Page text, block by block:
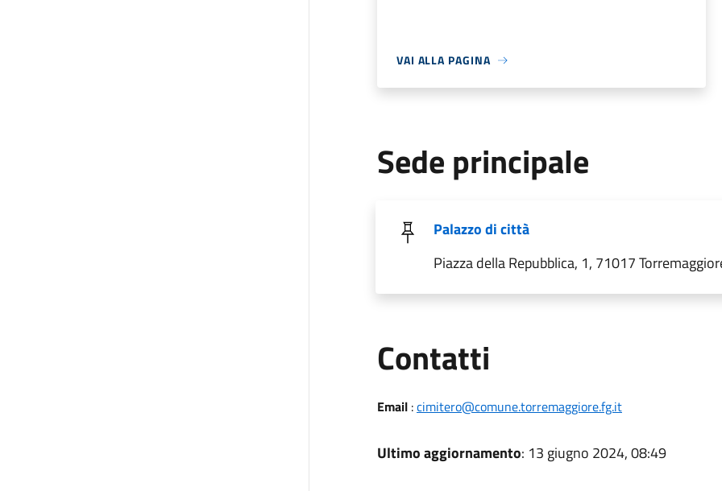
VAI ALLA PAGINA
Sede principale
Palazzo di città
Piazza della Repubblica, 1, 71017
Contatti
Email:cimitero@comune.torremaggiore.fg.it
Ultimo aggiornamento: 13 giugno 2024, 08:49